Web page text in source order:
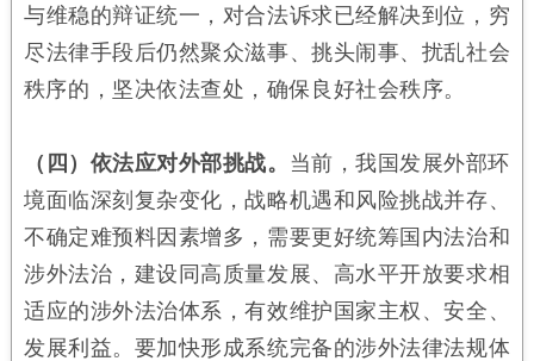
与维稳的辩证统一，对合法诉求已经解决到位，穷
尽法律手段后仍然聚众滋事、挑头闹事、扰乱社会
秩序的，坚决依法查处，确保良好社会秩序。
（四）依法应对外部挑战。 当前，我国发展外部环
境面临深刻复杂变化，战略机遇和风险挑战并存、
不确定难预料因素增多，需要更好统筹国内法治和
涉外法治，建设同高质量发展、高水平开放要求相
适应的涉外法治体系，有效维护国家主权、安全、
发展利益。要加快形成系统完备的涉外法律法规体